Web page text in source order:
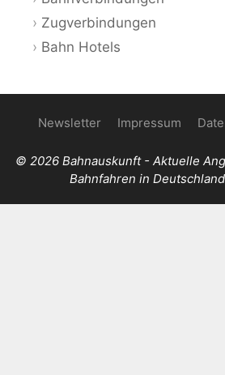
Zugverbindungen
Bahn Hotels
Newsletter Impressum
© 2026 Bahnauskunft - Aktuelle
Bahnfahren in